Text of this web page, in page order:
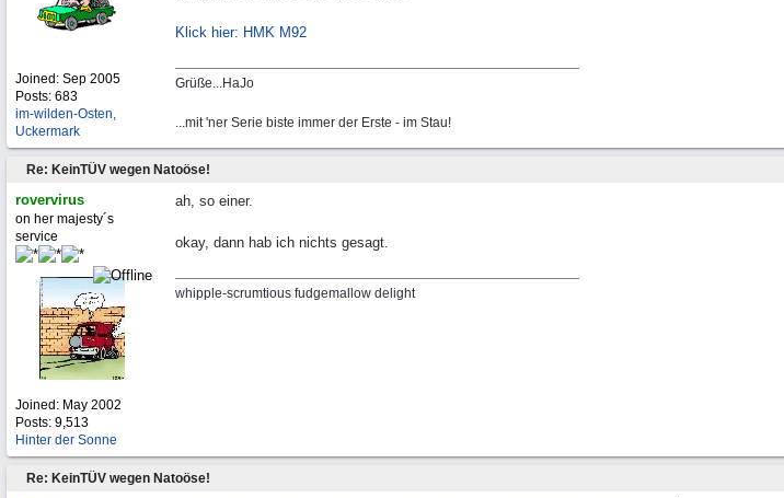
Joined: Sep 2005
Posts: 683
im-wilden-Osten,
Uckermark
Klick hier: HMK M92
Grüße...HaJo
...mit 'ner Serie biste immer der Erste - im Stau!
Re: KeinTÜV wegen Natoöse!
rovervirus
on her majesty´s
service
Joined: May 2002
Posts: 9,513
Hinter der Sonne
ah, so einer.
okay, dann hab ich nichts gesagt.
whipple-scrumtious fudgemallow delight
Re: KeinTÜV wegen Natoöse!